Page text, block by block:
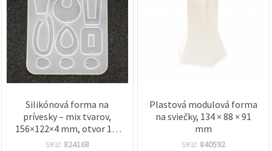
Silikónová forma na
prívesky – mix tvarov,
156×122×4 mm, otvor 1,5
mm
SKU: 824168
Plastová modulová forma
na sviečky, 134 × 88 × 91
mm
SKU: 840592